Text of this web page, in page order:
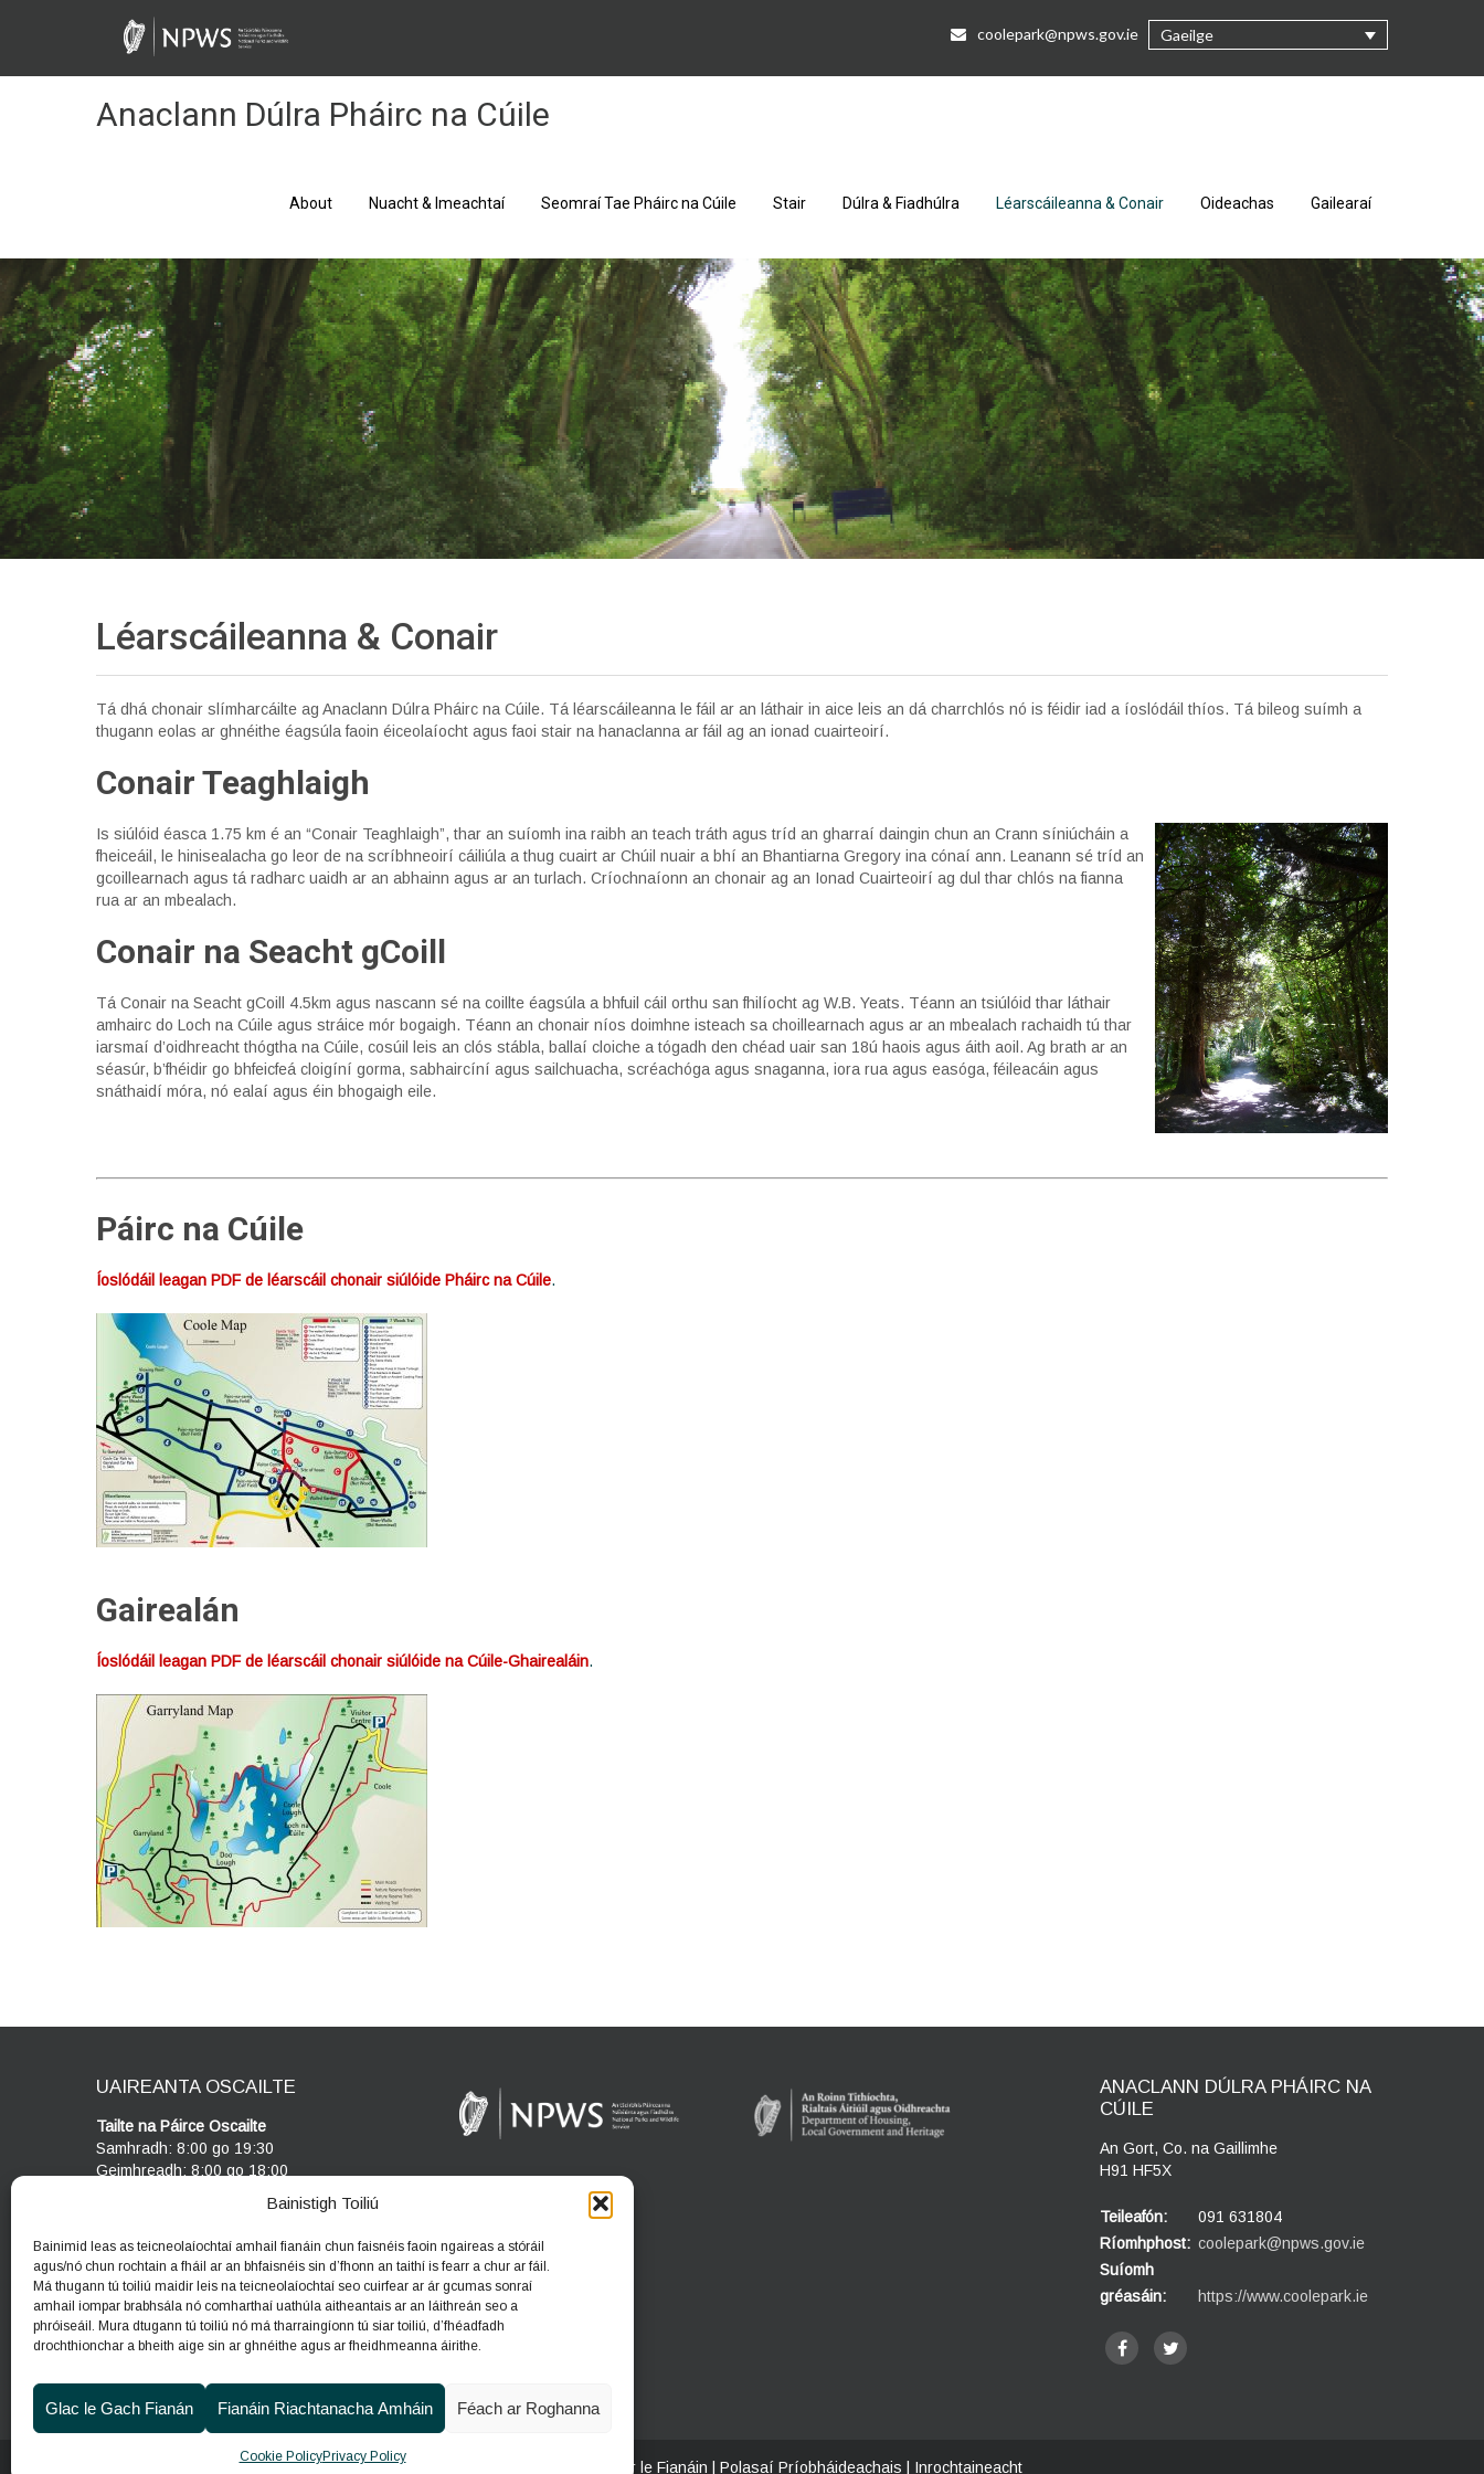
Bainistigh Toiliú
Bainimid leas as teicneolaíochtaí amhail fianáin chun faisnéis faoin ngaireas a stóráil
agus/nó chun rochtain a fháil ar an bhfaisnéis sin d’fhonn an taithí is fearr a chur ar fáil.
Má thugann tú toiliú maidir leis na teicneolaíochtaí seo cuirfear ar ár gcumas sonraí
amhail iompar brabhsála nó comharthaí uathúla aitheantais ar an láithreán seo a
phróiseáil. Mura dtugann tú toiliú nó má tharraingíonn tú siar toiliú, d’fhéadfadh
drochthionchar a bheith aige sin ar ghnéithe agus ar fheidhmeanna áirithe.
Glac le Gach Fianán Fianáin Riachtanacha Amháin Féach ar Roghanna
Cookie PolicyPrivacy Policy
coolepark@npws.gov.ie Gaeilge
Anaclann Dúlra Pháirc na Cúile
About Nuacht & Imeachtaí Seomraí Tae Pháirc na Cúile Stair Dúlra & Fiadhúlra Léarscáileanna & Conair Oideachas Gailearaí
Léarscáileanna & Conair
Tá dhá chonair slímharcáilte ag Anaclann Dúlra Pháirc na Cúile. Tá léarscáileanna le fáil ar an láthair in aice leis an dá charrchlós nó is féidir iad a íoslódáil thíos. Tá bileog suímh a
thugann eolas ar ghnéithe éagsúla faoin éiceolaíocht agus faoi stair na hanaclanna ar fáil ag an ionad cuairteoirí.
Conair Teaghlaigh
Is siúlóid éasca 1.75 km é an “Conair Teaghlaigh”, thar an suíomh ina raibh an teach tráth agus tríd an gharraí daingin chun an Crann síniúcháin a
fheiceáil, le hinisealacha go leor de na scríbhneoirí cáiliúla a thug cuairt ar Chúil nuair a bhí an Bhantiarna Gregory ina cónaí ann. Leanann sé tríd an
gcoillearnach agus tá radharc uaidh ar an abhainn agus ar an turlach. Críochnaíonn an chonair ag an Ionad Cuairteoirí ag dul thar chlós na fianna
rua ar an mbealach.
Conair na Seacht gCoill
Tá Conair na Seacht gCoill 4.5km agus nascann sé na coillte éagsúla a bhfuil cáil orthu san fhilíocht ag W.B. Yeats. Téann an tsiúlóid thar láthair
amhairc do Loch na Cúile agus stráice mór bogaigh. Téann an chonair níos doimhne isteach sa choillearnach agus ar an mbealach rachaidh tú thar
iarsmaí d’oidhreacht thógtha na Cúile, cosúil leis an clós stábla, ballaí cloiche a tógadh den chéad uair san 18ú haois agus áith aoil. Ag brath ar an
séasúr, b’fhéidir go bhfeicfeá cloigíní gorma, sabhaircíní agus sailchuacha, scréachóga agus snaganna, iora rua agus easóga, féileacáin agus
snáthaidí móra, nó ealaí agus éin bhogaigh eile.
Páirc na Cúile
Íoslódáil leagan PDF de léarscáil chonair siúlóide Pháirc na Cúile.
Gairealán
Íoslódáil leagan PDF de léarscáil chonair siúlóide na Cúile-Ghairealáin.
UAIREANTA OSCAILTE
Tailte na Páirce Oscailte
Samhradh: 8:00 go 19:30
Geimhreadh: 8:00 go 18:00
10am - 5pm
ANACLANN DÚLRA PHÁIRC NA
CÚILE
An Gort, Co. na Gaillimhe
H91 HF5X
Teileafón:
091 631804
Ríomhphost: coolepark@npws.gov.ie
Suíomh
gréasáin:
https://www.coolepark.ie
An Roinn Tithíochta, Rialtais Áitiúil agus Oidhreachta Polasaí maidir le Fianáin Polasaí Príobháideachais Inrochtaineacht